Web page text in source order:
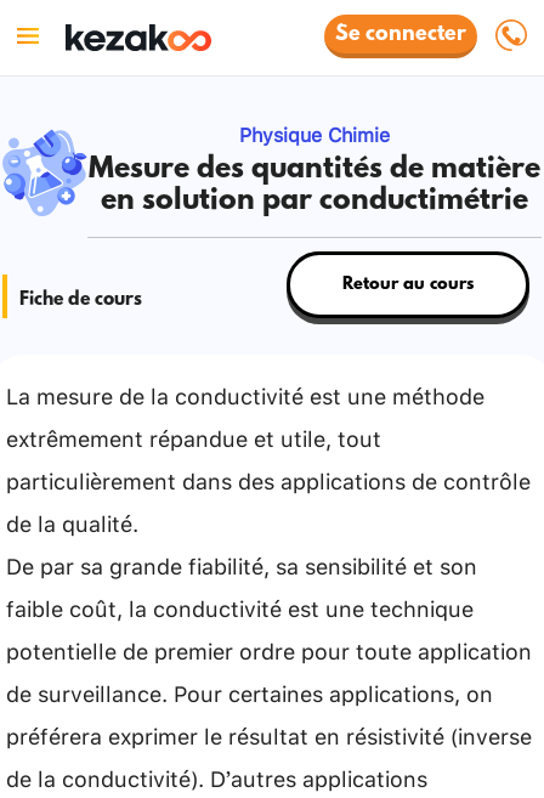
Se connecter
Physique Chimie
Mesure des quantités de matière
en solution par conductimétrie
Fiche de cours
Retour au cours
La mesure de la conductivité est une méthode
extrêmement répandue et utile, tout
particulièrement dans des applications de contrôle
de la qualité.
De par sa grande fiabilité, sa sensibilité et son
faible coût, la conductivité est une technique
potentielle de premier ordre pour toute application
de surveillance. Pour certaines applications, on
préférera exprimer le résultat en résistivité (inverse
de la conductivité). D’autres applications